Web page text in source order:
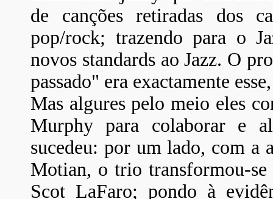
de canções retiradas dos
pop/rock; trazendo para o
novos standards ao Jazz. O
passado" era exactamente
Mas algures pelo meio eles
Murphy para colaborar e
sucedeu: por um lado, com a
Motian, o trio transformou-
Scot LaFaro; pondo à